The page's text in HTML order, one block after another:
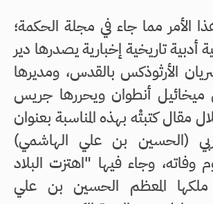
الأمر مما جاء في مجلة الحكمة؛
تاريخية إخبارية يصدرها دير
الأرثوذكس بالقدس، ومديرها
ميخائيل أنطوان ويحررها جريس
مقال كتبتْه بهذه المناسبة بعنوان
(الحسين بن علي الهاشمي)
وجاء فيها "اهتزت البلاد
ملكها المعظم الحسين بن علي